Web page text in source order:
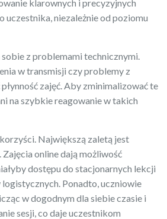
klarownych i precyzyjnych
uczestnika, niezależnie od poziomu
z problemami technicznymi.
w transmisji czy problemy z
zajęć. Aby zminimalizować te
na szybkie reagowanie w takich
Największą zaletą jest
online dają możliwość
dostępu do stacjonarnych lekcji
Ponadto, uczniowie
w dogodnym dla siebie czasie i
sesji, co daje uczestnikom